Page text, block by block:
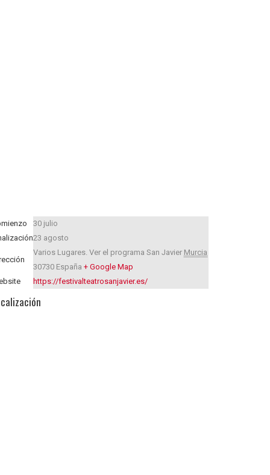
30 julio
23 agosto
Varios Lugares. Ver el programa San Javier Murcia
30730 España + Google Map
https://festivalteatrosanjavier.es/